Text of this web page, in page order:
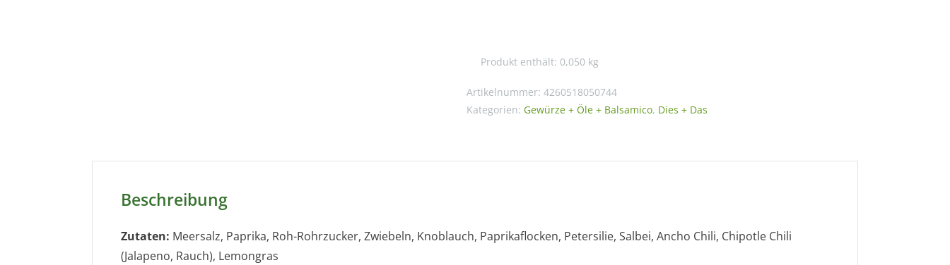
Menge
Produkt enthält: 0,050 kg
Artikelnummer: 4260518050744
Kategorien: Gewürze + Öle + Balsamico, Dies + Das
Beschreibung
Zutaten: Meersalz, Paprika, Roh-Rohrzucker, Zwiebeln, Knoblauch, Paprikaflocken, Petersilie, Salbei, Ancho Chili, Chipotle Chili
(Jalapeno, Rauch), Lemongras